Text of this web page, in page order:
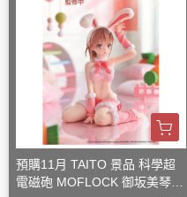
預購11月 TAITO 景品 科學超
電磁砲 MOFLOCK 御坂美琴